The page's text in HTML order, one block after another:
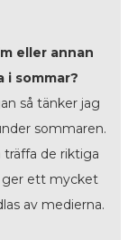
eller annan
i sommar?
så tänker jag
sommaren.
de riktiga
ger ett mycket
av medierna.